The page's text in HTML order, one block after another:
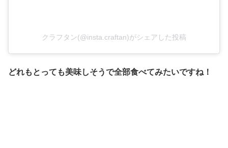
クラフタン(@insta.craftan)がシェアした投稿
どれもとっても美味しそうで全部食べてみたいですね！